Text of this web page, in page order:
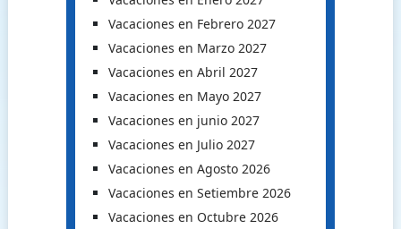
Vacaciones en Febrero 2027
Vacaciones en Marzo 2027
Vacaciones en Abril 2027
Vacaciones en Mayo 2027
Vacaciones en junio 2027
Vacaciones en Julio 2027
Vacaciones en Agosto 2026
Vacaciones en Setiembre 2026
Vacaciones en Octubre 2026